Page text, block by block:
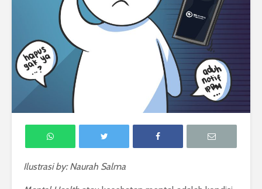
Ilustrasi by: Naurah Salma